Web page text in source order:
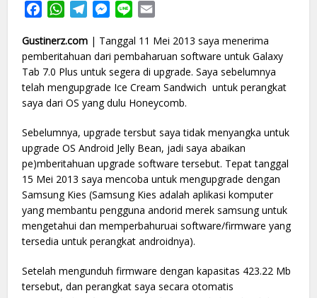
FacebookWhatsApp
TelegramMessenger
Line
Gustinerz.com | Tanggal 11 Mei 2013 saya menerima
pemberitahuan dari pembaharuan software untuk Galaxy
Tab 7.0 Plus untuk segera di upgrade. Saya sebelumnya
telah mengupgrade Ice Cream Sandwich untuk perangkat
saya dari OS yang dulu Honeycomb.
Sebelumnya, upgrade tersbut saya tidak menyangka untuk
upgrade OS Android Jelly Bean, jadi saya abaikan
pe)mberitahuan upgrade software tersebut. Tepat tanggal
15 Mei 2013 saya mencoba untuk mengupgrade dengan
Samsung Kies (Samsung Kies adalah aplikasi komputer
yang membantu pengguna andorid merek samsung untuk
mengetahui dan memperbahuruai software/firmware yang
tersedia untuk perangkat androidnya).
Setelah mengunduh firmware dengan kapasitas 423.22 Mb
tersebut, dan perangkat saya secara otomatis